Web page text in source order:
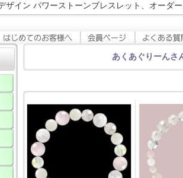
ザイン パワーストーンブレスレット、オーダ
あくあぐりーんさ